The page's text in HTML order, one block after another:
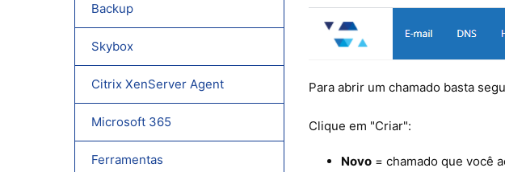
Backup
Skybox
Citrix XenServer Agent
Microsoft 365
Ferramentas
Para abrir um chamado basta
Clique em "Criar":
Novo = chamado que você